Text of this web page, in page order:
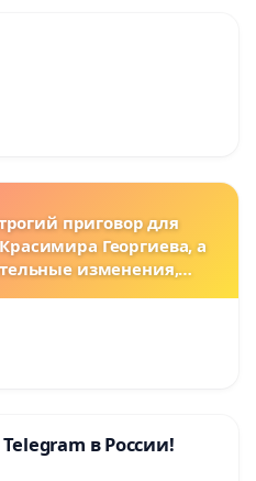
приговор для
Георгиева, а
изменения,
против животных!
в России!